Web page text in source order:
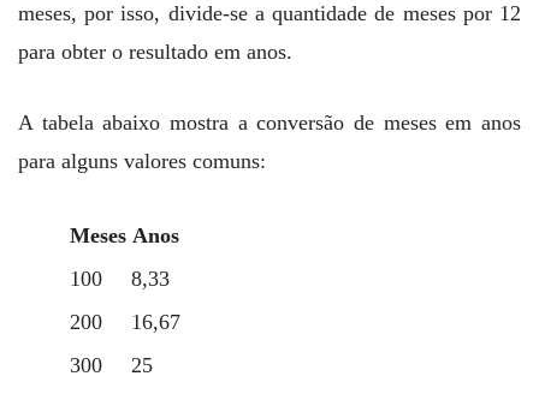
meses, por isso, divide-se a quantidade de meses por 12
para obter o resultado em anos.
A tabela abaixo mostra a conversão de meses em anos
para alguns valores comuns:
Meses Anos
100
8,33
200
16,67
300
25